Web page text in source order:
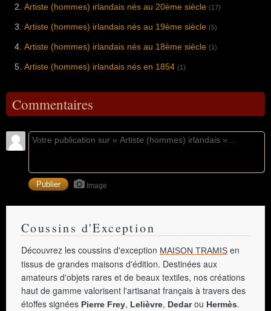
Artiste (hommes) irlandais nés au 20ème siècle (17)
Artiste (hommes) irlandais nés au 19ème siècle (5)
Artiste (hommes) irlandais nés au 18ème siècle (1)
Artiste (hommes) irlandais nés en 1854 (1)
Commentaires
Image
Coussins d'Exception
Découvrez les coussins d'exception MAISON TRAMIS en
tissus de grandes maisons d'édition. Destinées aux
amateurs d'objets rares et de beaux textiles, nos créations
haut de gamme valorisent l'artisanat français à travers des
étoffes signées Pierre Frey, Lelièvre, Dedarou Hermès.